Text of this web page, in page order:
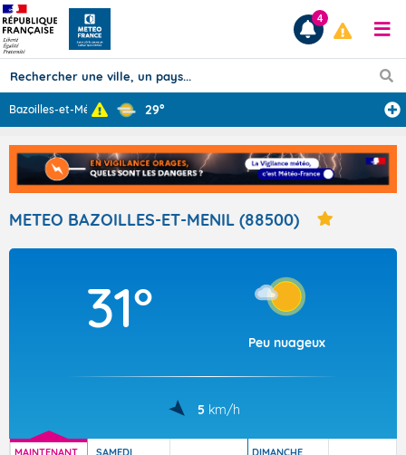
Prévisions
TOUS LES RÉSULTATS
Articles
4
Bazoilles-et-Mé ... 29°
METEO BAZOILLES-ET-MENIL (88500)
31°
Peu nuageux
5 km/h
MAINTENANT SAMEDI DIMANCHE